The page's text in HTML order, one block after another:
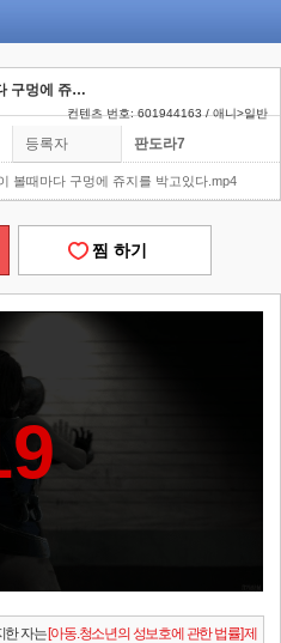
질 발렌타인은 레온이 볼때마다 구멍에 쥬지를 박고있다
컨텐츠 번호: 601944163 / 애니>일반
등록자 판도라7
볼때마다 구멍에 쥬지를 박고있다.mp4
찜 하기
한 자는[아동.청소년의 성보호에 관한 법률] 제